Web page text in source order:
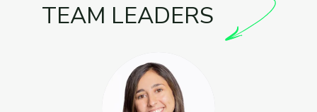
TEAM LEADERS